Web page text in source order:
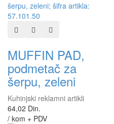
Dodaj u listu želja
Dodaj u listu za poređenje
MUFFIN PAD,
podmetač za
šerpu, zeleni
Kuhinjski reklamni artikli
64,02 Din.
/ kom + PDV